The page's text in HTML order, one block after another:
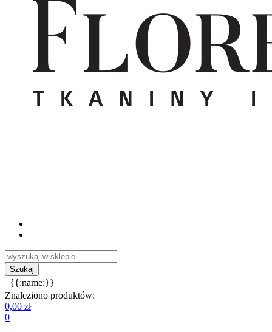
{{:name:}}
Znaleziono produktów:
0,00 zł
0